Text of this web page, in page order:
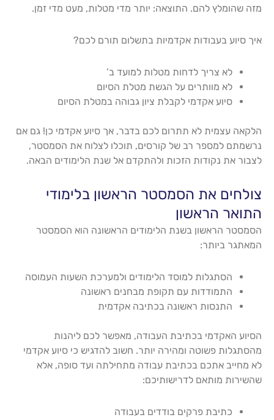
מזה שהומלץ להם. התוצאה: יותר מדי מטלות, מעט מדי זמן.
איך סיוע בעבודות אקדמיות בתשלום תורם לכם?
לא צריך לדחות מטלות למועד ב’
לא מוותרים על הגשת מטלת הסיום
סיוע אקדמי לקבלת ציון גבוהה במטלת הסיום
הלקאה עצמית לא תתרום לכם בדבר, אך סיוע אקדמי כן! גם אם
נרשמתם למספר רב של קורסים, תוכלו לצלוח את הסמסטר,
לצבור את נקודות הזכות ולהתקדם אל שנת הלימודים הבאה.
צולחים את הסמסטר הראשון בלימודי
התואר הראשון
הסמסטר הראשון בשנת הלימודים הראשונה הוא הסמסטר
המאתגר ביותר:
הסתגלות למוסד הלימודים ולמערכת השעות העמוסה
התמודדות עם תקופת מבחנים ראשונה
התנסות ראשונה בכתיבה אקדמית
הסיוע האקדמי בכתיבת העבודה, מאפשר לכם ליהנות
מהסתגלות פשוטה ומהירה יותר. חשוב להדגיש כי סיוע אקדמי
לא מחייב אתכם בכתיבת עבודה מתחילתה ועד סופה, אלא
שהשירות מותאם לדרישותיכם:
כתיבת פרקים בודדים בעבודה